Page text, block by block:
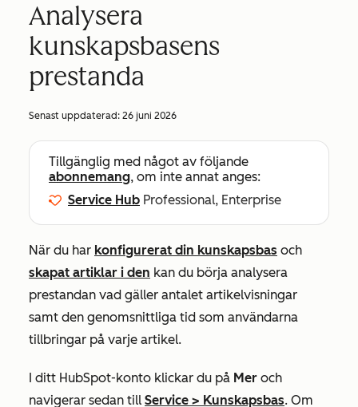
Analysera
kunskapsbasens
prestanda
Senast uppdaterad: 26 juni 2026
Tillgänglig med något av följande
abonnemang, om inte annat anges:
Service Hub Professional, Enterprise
När du har konfigurerat din kunskapsbas och
skapat artiklar i den kan du börja analysera
prestandan vad gäller antalet artikelvisningar
samt den genomsnittliga tid som användarna
tillbringar på varje artikel.
I ditt HubSpot-konto klickar du på Mer och
navigerar sedan till Service > Kunskapsbas. Om